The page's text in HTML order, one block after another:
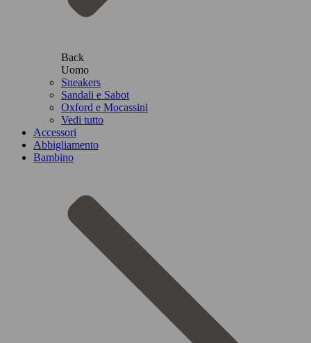
Back
Uomo
Sneakers
Sandali e Sabot
Oxford e Mocassini
Vedi tutto
Accessori
Abbigliamento
Bambino